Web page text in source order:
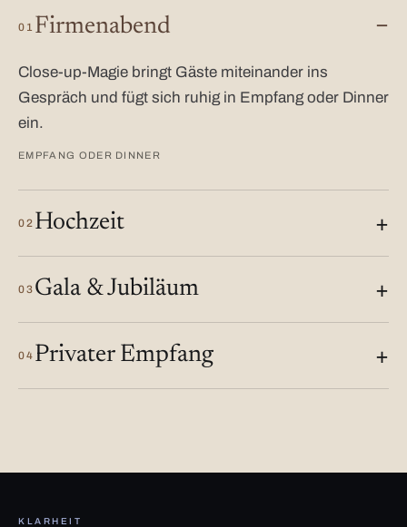
01 Firmenabend
Close-up-Magie bringt Gäste miteinander ins
Gespräch und fügt sich ruhig in Empfang oder Dinner
ein.
EMPFANG ODER DINNER
02 Hochzeit
03 Gala & Jubiläum
04 Privater Empfang
KLARHEIT